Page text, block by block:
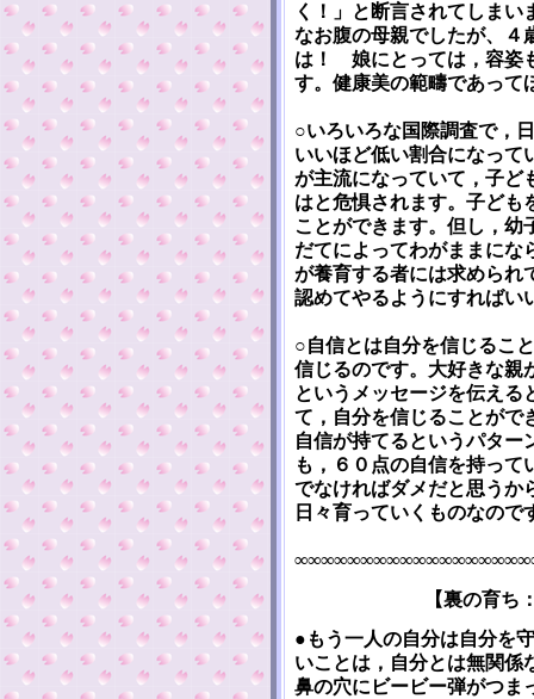
く！」と断言されてしま
なお腹の母親でしたが、４
は！ 娘にとっては，容姿
す。健康美の範疇であって
○いろいろな国際調査で，
いいほど低い割合になって
が主流になっていて，子ど
はと危惧されます。子ども
ことができます。但し，幼
だてによってわがままにな
が養育する者には求められ
認めてやるようにすればい
○自信とは自分を信じるこ
信じるのです。大好きな親
というメッセージを伝える
て，自分を信じることがで
自信が持てるというパター
も，６０点の自信を持って
でなければダメだと思うか
日々育っていくものなので
【裏の育ち
●もう一人の自分は自分を
いことは，自分とは無関係
鼻の穴にビービー弾がつま